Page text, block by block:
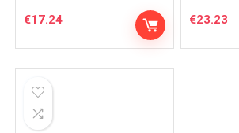
€17.24 €23.23